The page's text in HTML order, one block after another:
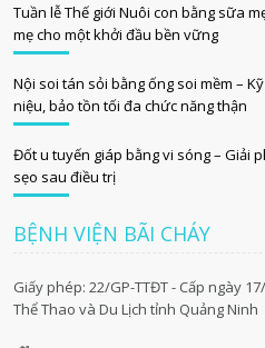
Tuần lễ Thế giới Nuôi con bằng sữa
mẹ cho một khởi đầu bền vững
Nội soi tán sỏi bằng ống soi mềm –
niệu, bảo tồn tối đa chức năng thận
Đốt u tuyến giáp bằng vi sóng – Giải
sẹo sau điều trị
BỆNH VIỆN BÃI CHÁY
Giấy phép: 22/GP-TTĐT - Cấp ngày
Thể Thao và Du Lịch tỉnh Quảng Ninh